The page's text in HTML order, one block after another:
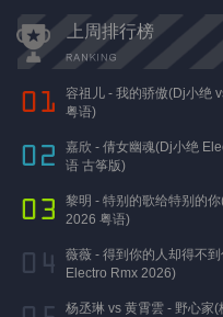
上周排行榜
容祖儿 - 我的骄傲(Dj小绝
粤语)
嘉欣 - 倩女幽魂(Dj小绝
语 古筝版)
黎明 - 特别的歌给特别的
2026 粤语)
薇薇 - 得到你的人却得不
Electro Rmx 2026)
杨丞琳 vs 黄霄雲 - 野心家